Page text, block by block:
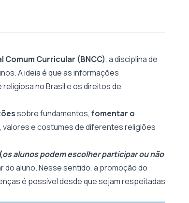
Comum Curricular (BNCC), a disciplina de
A ideia é que as informações
no Brasil e os direitos de
sobre fundamentos, fomentar o
, valores e costumes de diferentes religiões
os alunos podem escolher participar ou não
aluno. Nesse sentido, a promoção do
é possível desde que sejam respeitadas